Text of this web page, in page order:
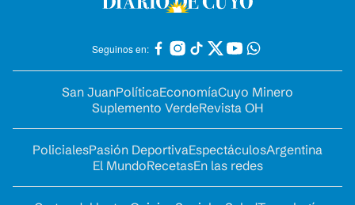
Seguinos en:
San JuanPolíticaEconomíaCuyo Minero
Suplemento VerdeRevista OH
PolicialesPasión DeportivaEspectáculosArgentina
El MundoRecetasEn las redes